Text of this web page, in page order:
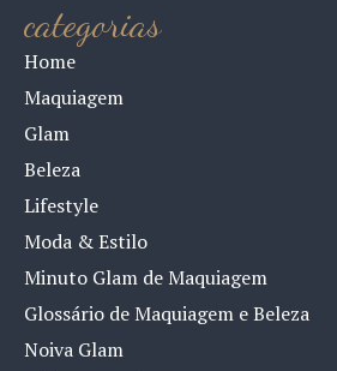
categorias
Home
Maquiagem
Glam
Beleza
Lifestyle
Moda & Estilo
Minuto Glam de Maquiagem
Glossário de Maquiagem e Beleza
Noiva Glam